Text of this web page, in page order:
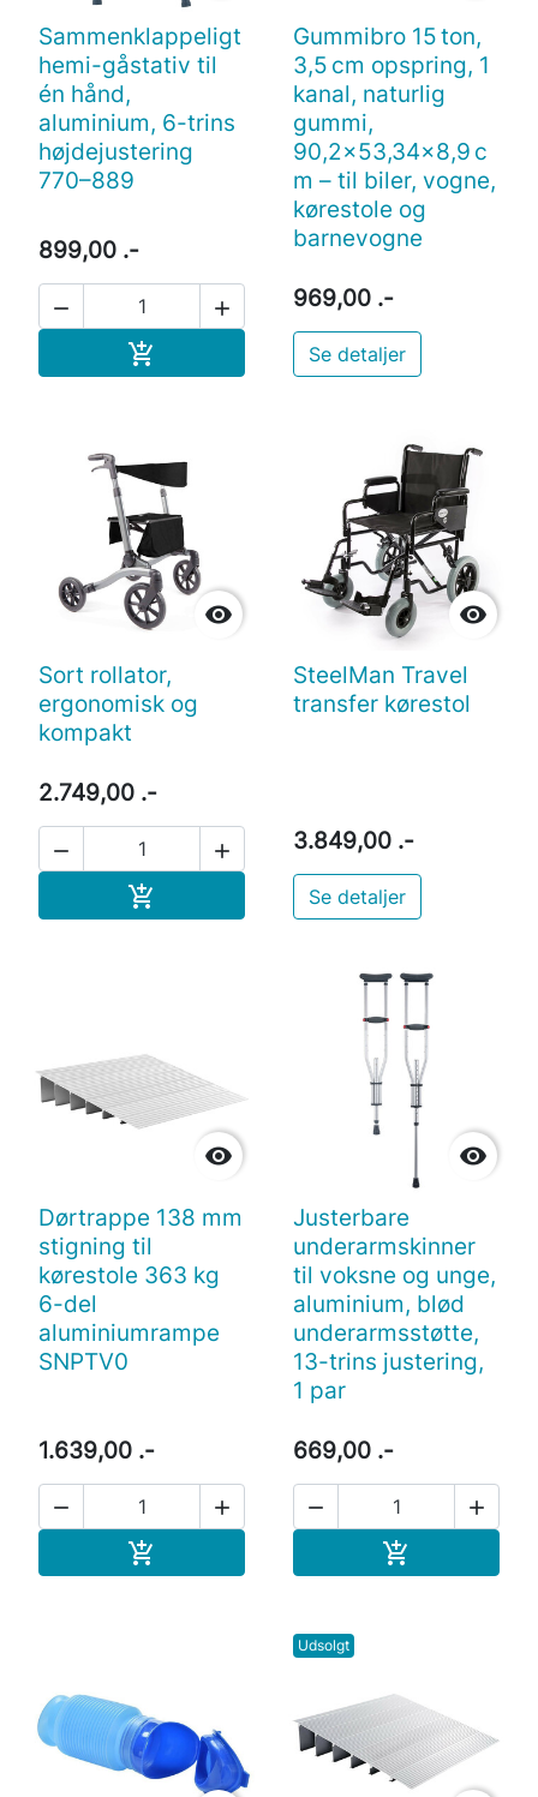
Sammenklappeligt
hemi-gåstativ til
én hånd,
aluminium, 6-trins
højdejustering
770–889
899,00 .-
 
 Læg i indkøbskurv
Gummibro 15 ton,
3,5 cm opspring, 1
kanal, naturlig
gummi,
90,2×53,34×8,9 c
m – til biler, vogne,
kørestole og
barnevogne
969,00 .-
Se detaljer

Sort rollator,
ergonomisk og
kompakt
2.749,00 .-
 
 Læg i indkøbskurv

SteelMan Travel
transfer kørestol
3.849,00 .-
Se detaljer

Dørtrappe 138 mm
stigning til
kørestole 363 kg
6-del
aluminiumrampe
SNPTV0
1.639,00 .-
 


Justerbare
underarmskinner
til voksne og unge,
aluminium, blød
underarmsstøtte,
13-trins justering,
1 par
669,00 .-
 

Udsolgt